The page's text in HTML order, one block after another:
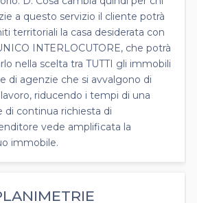
a questo servizio il cliente potrà
territoriali la casa desiderata con
INTERLOCUTORE, che potrà
nella scelta tra TUTTI gli immobili
di agenzie che si avvalgono di
riducendo i tempi di una
di continua richiesta di
vede amplificata la
immobile.